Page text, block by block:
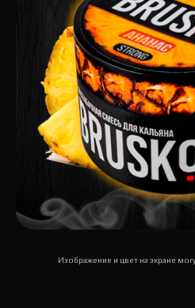
Изображение и цвет на экране